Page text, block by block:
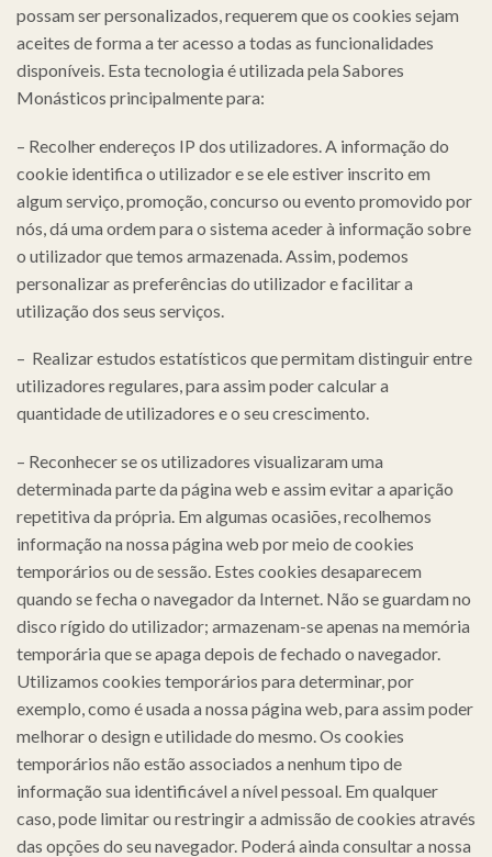
possam ser personalizados, requerem que os cookies sejam
aceites de forma a ter acesso a todas as funcionalidades
disponíveis. Esta tecnologia é utilizada pela Sabores
Monásticos principalmente para:
– Recolher endereços IP dos utilizadores. A informação do
cookie identifica o utilizador e se ele estiver inscrito em
algum serviço, promoção, concurso ou evento promovido por
nós, dá uma ordem para o sistema aceder à informação sobre
o utilizador que temos armazenada. Assim, podemos
personalizar as preferências do utilizador e facilitar a
utilização dos seus serviços.
– Realizar estudos estatísticos que permitam distinguir entre
utilizadores regulares, para assim poder calcular a
quantidade de utilizadores e o seu crescimento.
– Reconhecer se os utilizadores visualizaram uma
determinada parte da página web e assim evitar a aparição
repetitiva da própria. Em algumas ocasiões, recolhemos
informação na nossa página web por meio de cookies
temporários ou de sessão. Estes cookies desaparecem
quando se fecha o navegador da Internet. Não se guardam no
disco rígido do utilizador; armazenam-se apenas na memória
temporária que se apaga depois de fechado o navegador.
Utilizamos cookies temporários para determinar, por
exemplo, como é usada a nossa página web, para assim poder
melhorar o design e utilidade do mesmo. Os cookies
temporários não estão associados a nenhum tipo de
informação sua identificável a nível pessoal. Em qualquer
caso, pode limitar ou restringir a admissão de cookies através
das opções do seu navegador. Poderá ainda consultar a nossa